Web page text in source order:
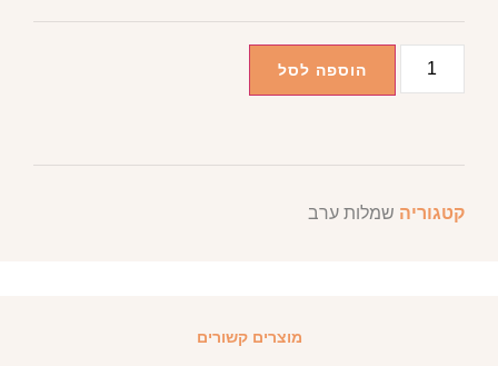
הוספה לסל
קטגוריה שמלות ערב
מוצרים קשורים